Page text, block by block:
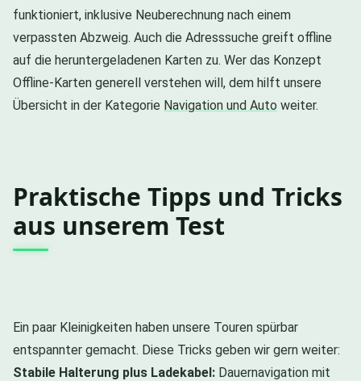
funktioniert, inklusive Neuberechnung nach einem
verpassten Abzweig. Auch die Adresssuche greift offline
auf die heruntergeladenen Karten zu. Wer das Konzept
Offline-Karten generell verstehen will, dem hilft unsere
Übersicht in der Kategorie Navigation und Auto weiter.
Praktische Tipps und Tricks
aus unserem Test
Ein paar Kleinigkeiten haben unsere Touren spürbar
entspannter gemacht. Diese Tricks geben wir gern weiter:
Stabile Halterung plus Ladekabel: Dauernavigation mit